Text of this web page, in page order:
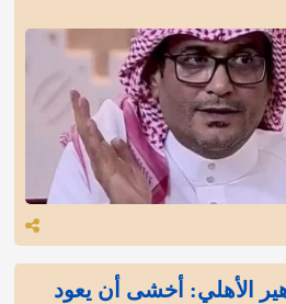
الأهلي: أخشى أن يعود